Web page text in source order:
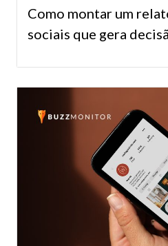
Como montar um
sociais que gera